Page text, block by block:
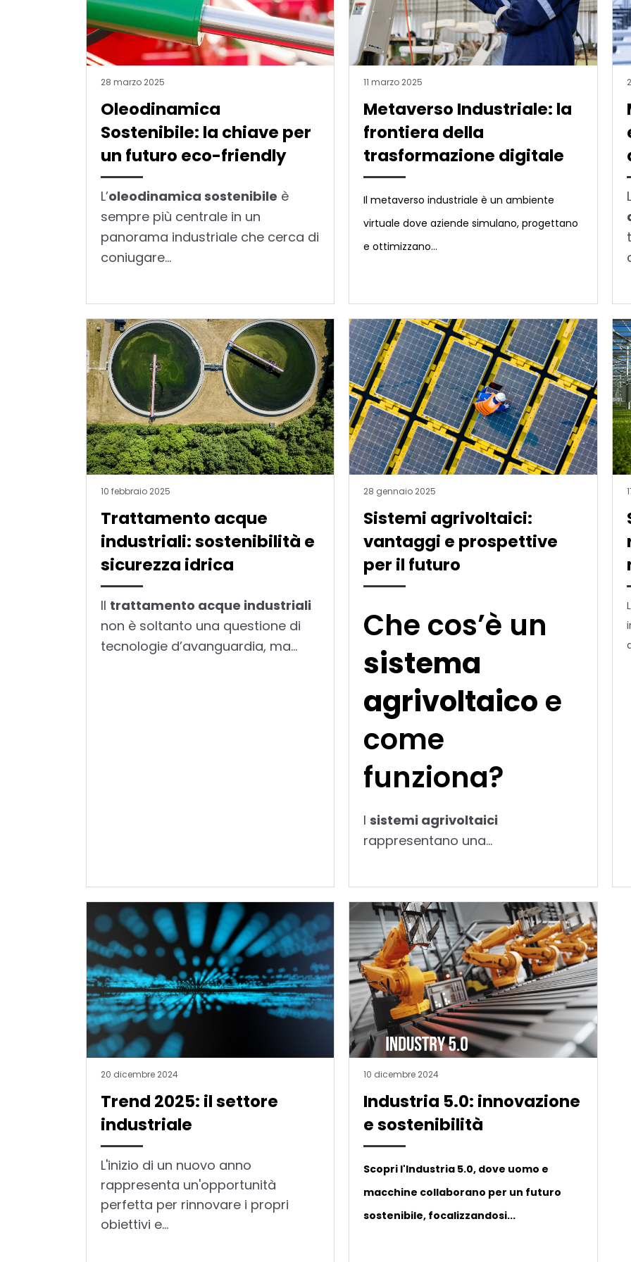
28 marzo 2025
Oleodinamica
Sostenibile: la chiave per
un futuro eco-friendly
L’oleodinamica sostenibile è
sempre più centrale in un
panorama industriale che cerca di
coniugare...
11 marzo 2025
Metaverso Industriale: la
frontiera della
trasformazione digitale
Il metaverso industriale è un ambiente
virtuale dove aziende simulano, progettano
e ottimizzano...
10 febbraio 2025
Trattamento acque
industriali: sostenibilità e
sicurezza idrica
Il trattamento acque industriali
non è soltanto una questione di
tecnologie d’avanguardia, ma...
28 gennaio 2025
Sistemi agrivoltaici:
vantaggi e prospettive
per il futuro
Che cos’è un
sistema
agrivoltaico e
come
funziona?
Isistemi agrivoltaici
rappresentano una...
20 dicembre 2024
Trend 2025: il settore
industriale
L'inizio di un nuovo anno
rappresenta un'opportunità
perfetta per rinnovare i propri
obiettivi e...
10 dicembre 2024
Industria 5.0: innovazione
e sostenibilità
Scopri l'Industria 5.0, dove uomo e
macchine collaborano per un futuro
sostenibile, focalizzandosi...